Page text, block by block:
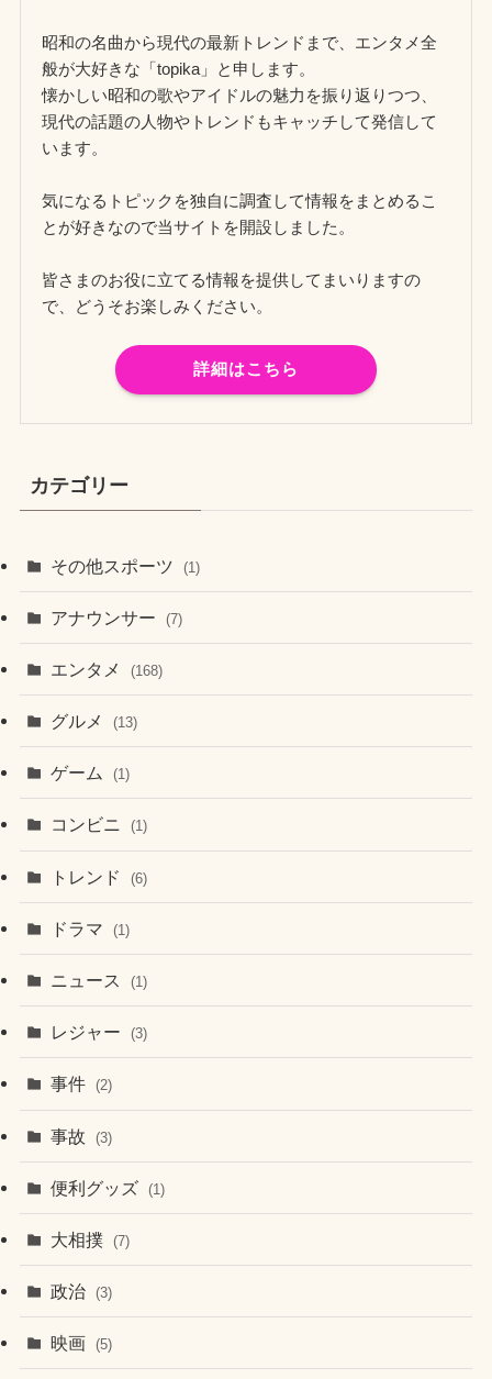
昭和の名曲から現代の最新トレンドまで、エンタメ全
般が大好きな「topika」と申します。
懐かしい昭和の歌やアイドルの魅力を振り返りつつ、
現代の話題の人物やトレンドもキャッチして発信して
います。
気になるトピックを独自に調査して情報をまとめるこ
とが好きなので当サイトを開設しました。
皆さまのお役に立てる情報を提供してまいりますの
で、どうそお楽しみください。
詳細はこちら
カテゴリー
その他スポーツ (1)
アナウンサー (7)
エンタメ (168)
グルメ (13)
ゲーム (1)
コンビニ (1)
トレンド (6)
ドラマ (1)
ニュース (1)
レジャー (3)
事件 (2)
事故 (3)
便利グッズ (1)
大相撲 (7)
政治 (3)
映画 (5)